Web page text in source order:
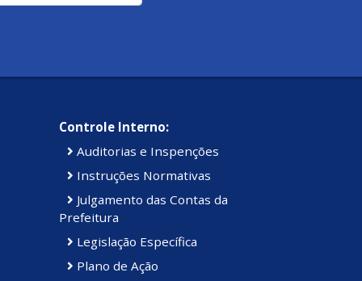
Controle Interno:
Auditorias e Inspenções
Instruções Normativas
Julgamento das Contas da
Prefeitura
Legislação Específica
Plano de Ação